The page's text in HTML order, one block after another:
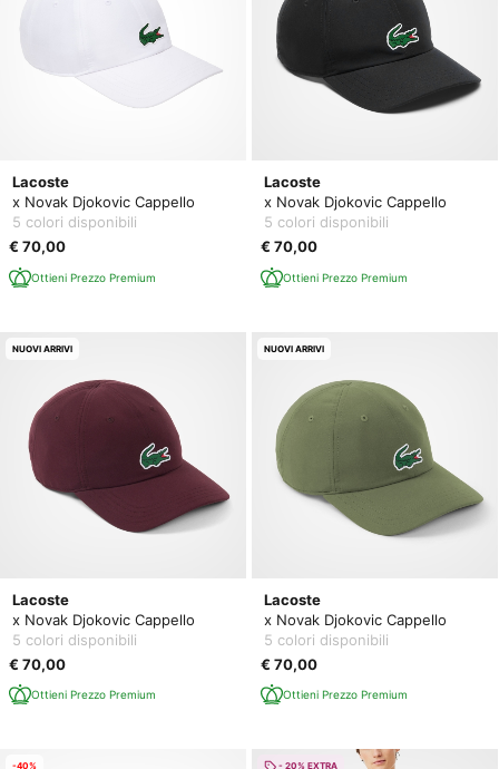
Lacoste
x Novak Djokovic Cappello
5 colori disponibili
€ 70,00
Ottieni Prezzo Premium
Lacoste
x Novak Djokovic Cappello
5 colori disponibili
€ 70,00
Ottieni Prezzo Premium
Lacoste
x Novak Djokovic Cappello
5 colori disponibili
€ 70,00
Ottieni Prezzo Premium
NUOVI ARRIVI
Lacoste
x Novak Djokovic Cappello
5 colori disponibili
€ 70,00
Ottieni Prezzo Premium
NUOVI ARRIVI
-40% - 20% EXTRA